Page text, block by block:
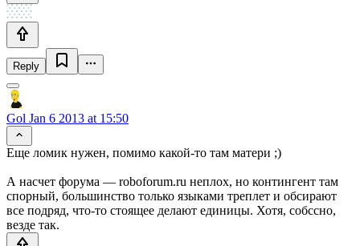
Reply
Gol Jan 6 2013 at 15:50
Еще ломик нужен, помимо какой-то там матери ;)
А насчет форума — roboforum.ru неплох, но контингент там
спорный, большинство только языками треплет и обсирают
все подряд, что-то стоящее делают единицы. Хотя, собссно,
везде так.